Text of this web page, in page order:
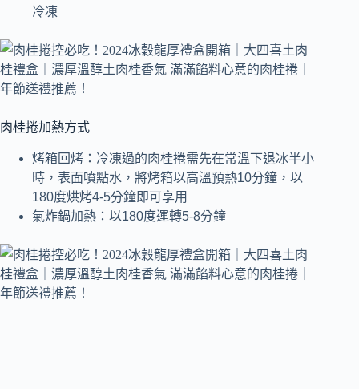
冷凍
肉桂捲加熱方式
烤箱回烤：冷凍過的肉桂捲需先在常溫下退冰半小
時，表面噴點水，將烤箱以高溫預熱10分鐘，以
180度烘烤4-5分鐘即可享用
氣炸鍋加熱：以180度運轉5-8分鐘